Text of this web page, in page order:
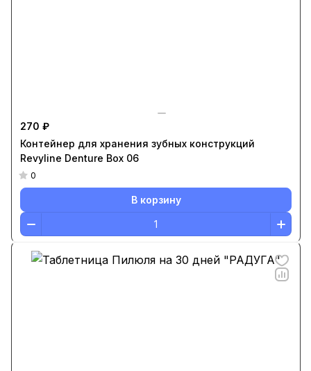
270 ₽
Контейнер для хранения зубных конструкций
Revyline Denture Box 06
0
В корзину